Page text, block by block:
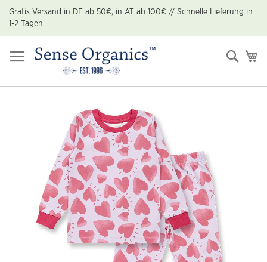
Zum
Inhalt
springen
Gratis Versand in DE ab 50€, in AT ab 100€ // Schnelle Lieferung in
1-2 Tagen
Suche